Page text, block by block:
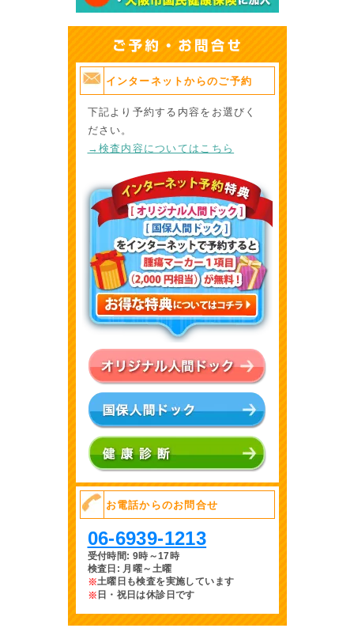
大阪市在住の
40歳以上の
方
便の中に血が混じっていないかを
大阪市在住の
40歳以上の
胸部Ｘ線検査のみ
喀痰細胞診
65歳以上の
介護保険第一
号保険者のう
ち要支援･要
介護認定を受
けていない方
◎生活機能チェック
問診･身体測定･血圧測定
血液検査･心電図･理学的検査
インターネットからのご予約
下記より予約する内容をお選びく
ださい。
→検査内容についてはこちら
お電話からのお問合せ
06-6939-1213
受付時間: 9時～17時
検査日: 月曜～土曜
※土曜日も検査を実施 しています
※ 日・祝日は休診日です